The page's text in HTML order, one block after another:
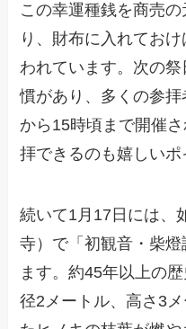
この幸運種銭を商売
り、財布に入れてお
われています。次の
慣があり、多くの参
から15時頃まで開催
拝できるのも嬉しいポ
続いて1月17日には、
寺）で「初観音・柴
ます。約45年以上の
径2メートル、高さ3